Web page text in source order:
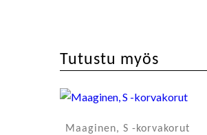
Tutustu myös
Maaginen, S -korvakorut